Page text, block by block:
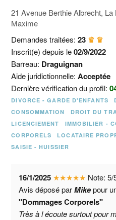
21 Avenue Berthie Albrecht,
Maxime
Demandes traitées:23 ♛ ♛
Inscrit(e) depuis le02/9/2022
Barreau: Draguignan
Aide juridictionnelle:Acceptée
Dernière vérification du profil:
DIVORCE - GARDE D'ENFANTS
CONSOMMATION
DROIT DU
LICENCIEMENT
IMMOBILIER -
CORPORELS
LOCATAIRE
SAISIE - HUISSIER
16/1/2025 ★★★★★ Note:5/
Avis déposé parMikepour
"Dommages Corporels"
Très à l écoute surtout pour